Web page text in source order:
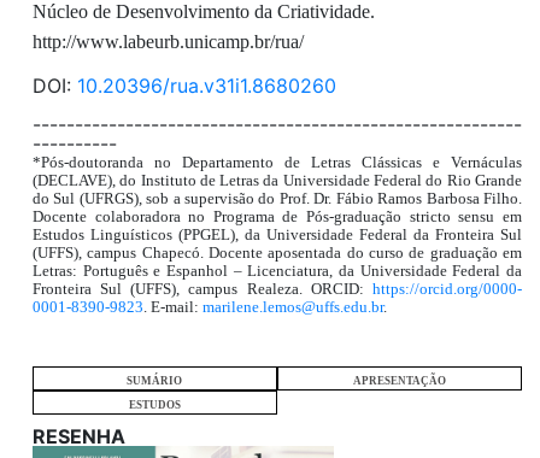
Núcleo de Desenvolvimento da Criatividade.
http://www.labeurb.unicamp.br/rua/
DOI: 10.20396/rua.v31i1.8680260
----------------------------------------------------------
----------
*Pós-doutoranda no Departamento de Letras Clássicas e Vernáculas
(DECLAVE), do Instituto de Letras da Universidade Federal do Rio Grande
do Sul (UFRGS), sob a supervisão do Prof. Dr. Fábio Ramos Barbosa Filho.
Docente colaboradora no Programa de Pós-graduação stricto sensu em
Estudos Linguísticos (PPGEL), da Universidade Federal da Fronteira Sul
(UFFS), campus Chapecó. Docente aposentada do curso de graduação em
Letras: Português e Espanhol – Licenciatura, da Universidade Federal da
Fronteira Sul (UFFS), campus Realeza. ORCID: https://orcid.org/0000-
0001-8390-9823. E-mail: marilene.lemos@uffs.edu.br.
SUMÁRIO
APRESENTAÇÃO
ESTUDOS
RESENHA